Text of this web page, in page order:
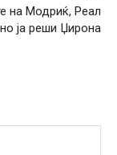
на Модриќ, Реал
ја реши Џирона